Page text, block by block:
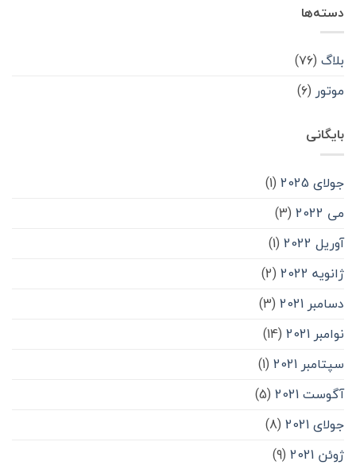
دسته‌ها
بلاگ (۷۶)
موتور (۶)
بایگانی
جولای 2025
(1)
می 2022
(3)
آوریل 2022
(1)
ژانویه 2022
(2)
دسامبر 2021
(3)
نوامبر 2021
(14)
سپتامبر 2021
(1)
آگوست 2021
(5)
جولای 2021
(8)
ژوئن 2021
(9)